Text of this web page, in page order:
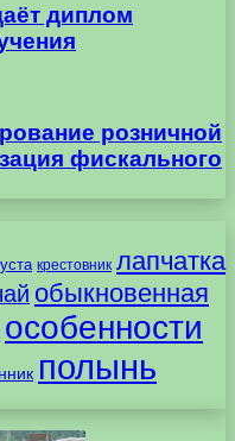
диплом
розничной
фискального
крестовник лапчатка
обыкновенная
особенности
полынь